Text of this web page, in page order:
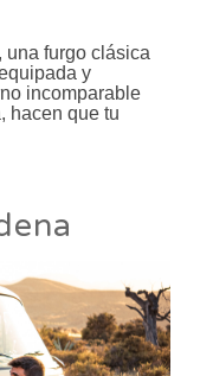
una furgo clásica
y
incomparable
hacen que tu